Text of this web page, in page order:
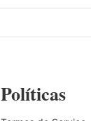
Políticas